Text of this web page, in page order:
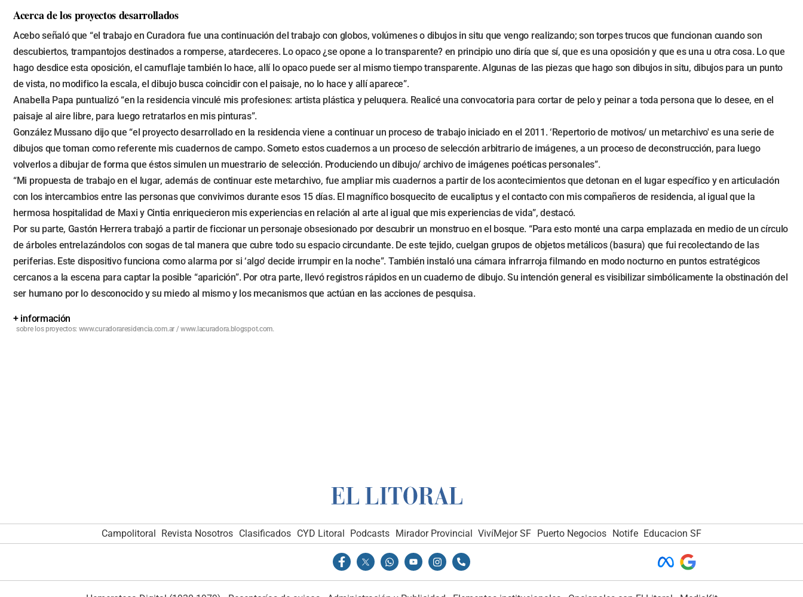
Acerca de los proyectos desarrollados
Acebo señaló que “el trabajo en Curadora fue una continuación del trabajo con globos, volúmenes o dibujos in situ que vengo realizando; son torpes trucos que funcionan cuando son
descubiertos, trampantojos destinados a romperse, atardeceres. Lo opaco ¿se opone a lo transparente? en principio uno diría que sí, que es una oposición y que es una u otra cosa. Lo que
hago desdice esta oposición, el camuflaje también lo hace, allí lo opaco puede ser al mismo tiempo transparente. Algunas de las piezas que hago son dibujos in situ, dibujos para un punto
de vista, no modifico la escala, el dibujo busca coincidir con el paisaje, no lo hace y allí aparece”.
Anabella Papa puntualizó “en la residencia vinculé mis profesiones: artista plástica y peluquera. Realicé una convocatoria para cortar de pelo y peinar a toda persona que lo desee, en el
paisaje al aire libre, para luego retratarlos en mis pinturas”.
González Mussano dijo que “el proyecto desarrollado en la residencia viene a continuar un proceso de trabajo iniciado en el 2011. ‘Repertorio de motivos/ un metarchivo' es una serie de
dibujos que toman como referente mis cuadernos de campo. Someto estos cuadernos a un proceso de selección arbitrario de imágenes, a un proceso de deconstrucción, para luego
volverlos a dibujar de forma que éstos simulen un muestrario de selección. Produciendo un dibujo/ archivo de imágenes poéticas personales”.
“Mi propuesta de trabajo en el lugar, además de continuar este metarchivo, fue ampliar mis cuadernos a partir de los acontecimientos que detonan en el lugar específico y en articulación
con los intercambios entre las personas que convivimos durante esos 15 días. El magnífico bosquecito de eucaliptus y el contacto con mis compañeros de residencia, al igual que la
hermosa hospitalidad de Maxi y Cintia enriquecieron mis experiencias en relación al arte al igual que mis experiencias de vida”, destacó.
Por su parte, Gastón Herrera trabajó a partir de ficcionar un personaje obsesionado por descubrir un monstruo en el bosque. “Para esto monté una carpa emplazada en medio de un círculo
de árboles entrelazándolos con sogas de tal manera que cubre todo su espacio circundante. De este tejido, cuelgan grupos de objetos metálicos (basura) que fui recolectando de las
periferias. Este dispositivo funciona como alarma por si ‘algo' decide irrumpir en la noche”. También instaló una cámara infrarroja filmando en modo nocturno en puntos estratégicos
cercanos a la escena para captar la posible “aparición”. Por otra parte, llevó registros rápidos en un cuaderno de dibujo. Su intención general es visibilizar simbólicamente la obstinación del
ser humano por lo desconocido y su miedo al mismo y los mecanismos que actúan en las acciones de pesquisa.
+ información
sobre los proyectos: www.curadoraresidencia.com.ar / www.lacuradora.blogspot.com.
Campolitoral Revista Nosotros Clasificados CYD Litoral Podcasts Mirador Provincial VivíMejor SF Puerto Negocios Notife Educacion SF